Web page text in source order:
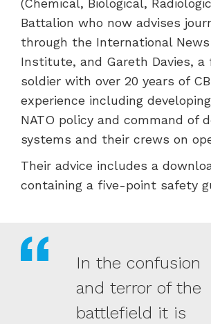
(Chemical, Biological,
Battalion who now advises
through the International
Institute, and Gareth Davies, a
soldier with over 20 years of
experience including
NATO policy and command of
systems and their crews on
Their advice includes a
containing a five-point safety
In the confusion
and terror of the
battlefield it is